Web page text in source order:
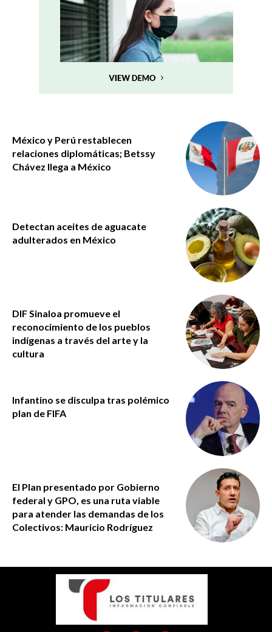
México y Perú restablecen
relaciones diplomáticas; Betssy
Chávez llega a México
Detectan aceites de aguacate
adulterados en México
DIF Sinaloa promueve el
reconocimiento de los pueblos
indígenas a través del arte y la
cultura
Infantino se disculpa tras polémico
plan de FIFA
El Plan presentado por Gobierno
federal y GPO, es una ruta viable
para atender las demandas de los
Colectivos: Mauricio Rodríguez